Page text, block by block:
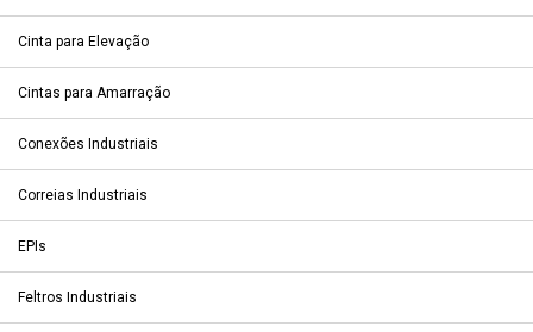
Cinta para Elevação
Cintas para Amarração
Conexões Industriais
Correias Industriais
EPIs
Feltros Industriais